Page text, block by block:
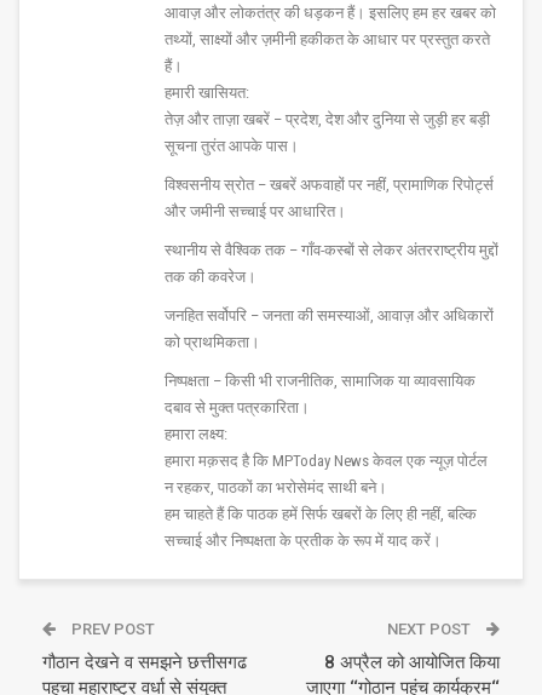
आवाज़ और लोकतंत्र की धड़कन हैं। इसलिए हम हर खबर को
तथ्यों, साक्ष्यों और ज़मीनी हकीकत के आधार पर प्रस्तुत करते
हैं।
हमारी खासियत:
तेज़ और ताज़ा खबरें – प्रदेश, देश और दुनिया से जुड़ी हर बड़ी
सूचना तुरंत आपके पास।
विश्वसनीय स्रोत – खबरें अफवाहों पर नहीं, प्रामाणिक रिपोर्ट्स
और जमीनी सच्चाई पर आधारित।
स्थानीय से वैश्विक तक – गाँव-कस्बों से लेकर अंतरराष्ट्रीय मुद्दों
तक की कवरेज।
जनहित सर्वोपरि – जनता की समस्याओं, आवाज़ और अधिकारों
को प्राथमिकता।
निष्पक्षता – किसी भी राजनीतिक, सामाजिक या व्यावसायिक
दबाव से मुक्त पत्रकारिता।
हमारा लक्ष्य:
हमारा मक़सद है कि MPToday News केवल एक न्यूज़ पोर्टल
न रहकर, पाठकों का भरोसेमंद साथी बने।
हम चाहते हैं कि पाठक हमें सिर्फ खबरों के लिए ही नहीं, बल्कि
सच्चाई और निष्पक्षता के प्रतीक के रूप में याद करें।
PREV POST
गौठान देखने व समझने छत्तीसगढ
पहुचा महाराष्ट्र वर्धा से संयुक्त
NEXT POST
8 अप्रैल को आयोजित किया
जाएगा ‘‘गोठान पहुंच कार्यक्रम‘‘